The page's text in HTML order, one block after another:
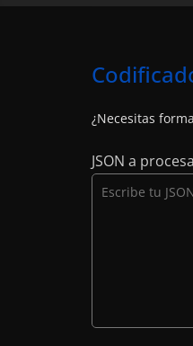
¿Necesitas
JSON a